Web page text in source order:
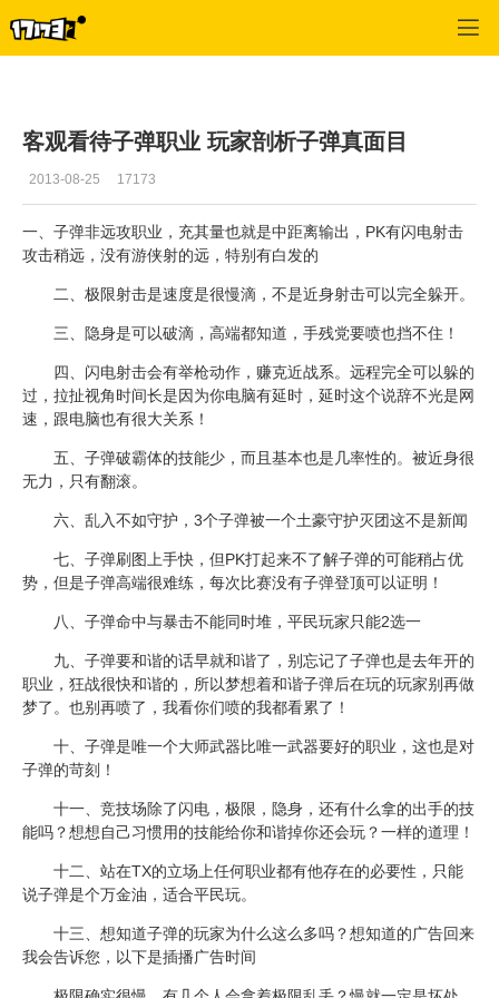
客观看待子弹职业 玩家剖析子弹真面目
2013-08-25 17173
一、子弹非远攻职业 ，充其量也就是中距离输出，PK有闪电射击
攻击稍远，没有游侠射的远，特别有白发的
二、极限射击是速度是很慢滴，不是近身射击可以完全躲开。
三、隐身是可以破滴，高端都知道，手残党要喷也挡不住！
四、闪电射击会有举枪动作，赚克近战系。远程完全可以躲的
过，拉扯视角时间长是因为你电脑有延时，延时这个说辞不光是网
速，跟电脑也有很大关系！
五、子弹破霸体的技能少，而且基本也是几率性的。被近身很
无力，只有翻滚。
六、乱入不如守护 ，3个子弹被一个土豪守护灭团这不是新闻
七、子弹刷图 上手快，但PK打起来不了解子弹的可能稍占优
势，但是子弹高端很难练，每次比赛没有子弹登顶可以证明！
八、子弹命中与暴击不能同时堆，平民玩家只能2选一
九、子弹要和谐的话早就和谐了，别忘记了子弹也是去年开的
职业， 狂战很快和谐的，所以梦想着和谐子弹后在玩的玩家别再做
梦了。也别再喷了，我看你们喷的我都看累了！
十、子弹是唯一个大师武器比唯一武器要好的职业，这也是对
子弹的苛刻！
十一、竞技场除了闪电，极限，隐身，还有什么拿的出手的技
能吗？想想自己习惯用的技能给你和谐掉你还会玩？一样的道理！
十二、站在TX的立场上任何职业都有他存在的必要性，只能
说子弹是个万金油，适合平民玩。
十三、想知道子弹的玩家为什么这么多吗？想知道的广告回来
我会告诉您，以下是插播广告时间